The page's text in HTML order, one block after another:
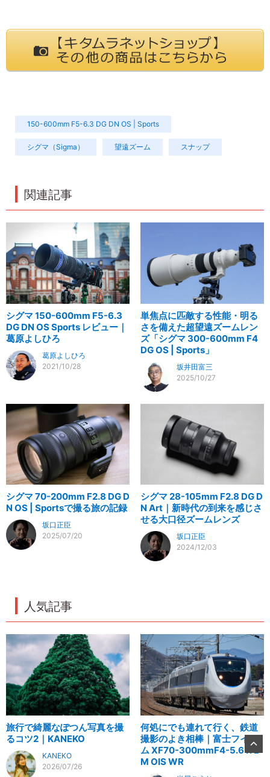
150-600mm F5-6.3 DG DN OS | Sports
シグマ（Sigma） 望遠ズーム スナップ
関連記事
シグマ 150-600mm F5-6.3
DG DN OS Sports レビュー｜
葛原よしひろ
葛原よしひろ
2021/10/28
単焦点に匹敵する性能・明る
さを備えた超望遠ズームレン
ズ「シグマ 300-600mm F4
DG OS | Sports」
坂井田富三
2025/10/27
シグマ 70-200mm F2.8 DG D
N OS | Sportsで撮る旅の記録
坂口正臣
2025/07/20
シグマ 28-105mm F2.8 DG D
N Art｜新時代の到来を感じさ
せる大口径ズームレンズ
坂口正臣
2024/12/03
人気記事
旅行で綺麗なぽつん写真を撮
るコツ2｜KANEKO
KANEKO
2026/07/26
何処にでも連れて行く、鉄道
撮影のよき相棒｜富士フイル
ム XF70-300mmF4-5.6 R L
M OIS WR